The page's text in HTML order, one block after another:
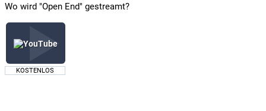
Wo wird "Open End" gestreamt?
KOSTENLOS